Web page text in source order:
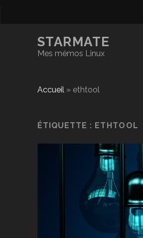
STARMATE
Mes mémos Linux
Accueil» ethtool
ÉTIQUETTE : ETHTOOL